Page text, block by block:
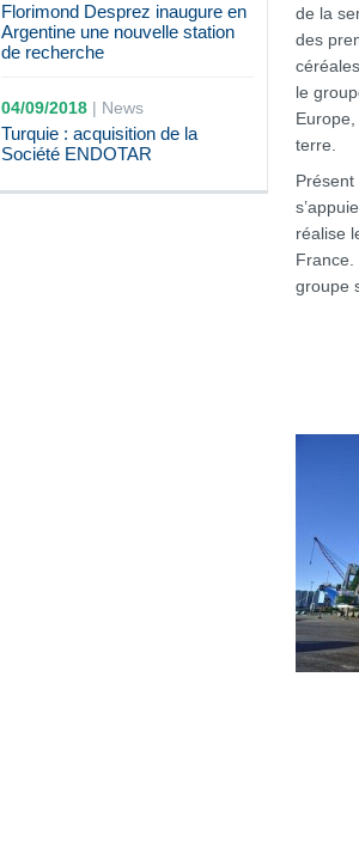
Florimond Desprez inaugure en
Argentine une nouvelle station
de recherche
04/09/2018| News
Turquie : acquisition de la
Société ENDOTAR
de la
des
le
terre.
réalise
France.
groupe